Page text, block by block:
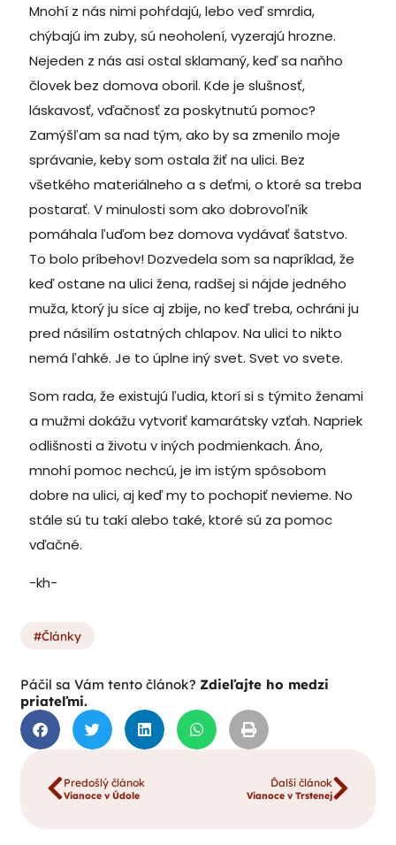
Mnohí z nás nimi pohŕdajú, lebo veď smrdia,
chýbajú im zuby, sú neoholení, vyzerajú hrozne.
Nejeden z nás asi ostal sklamaný, keď sa naňho
človek bez domova oboril. Kde je slušnosť,
láskavosť, vďačnosť za poskytnutú pomoc?
Zamýšľam sa nad tým, ako by sa zmenilo moje
správanie, keby som ostala žiť na ulici. Bez
všetkého materiálneho a s deťmi, o ktoré sa treba
postarať. V minulosti som ako dobrovoľník
pomáhala ľuďom bez domova vydávať šatstvo.
To bolo príbehov! Dozvedela som sa napríklad, že
keď ostane na ulici žena, radšej si nájde jedného
muža, ktorý ju síce aj zbije, no keď treba, ochráni ju
pred násilím ostatných chlapov. Na ulici to nikto
nemá ľahké. Je to úplne iný svet. Svet vo svete.
Som rada, že existujú ľudia, ktorí si s týmito ženami
a mužmi dokážu vytvoriť kamarátsky vzťah. Napriek
odlišnosti a životu v iných podmienkach. Áno,
mnohí pomoc nechcú, je im istým spôsobom
dobre na ulici, aj keď my to pochopiť nevieme. No
stále sú tu takí alebo také, ktoré sú za pomoc
vďačné.
-kh-
Články
Páčil sa Vám tento článok? Zdieľajte ho medzi
priateľmi.
Predošlý článok
Vianoce v Údole
Ďalší článok
Vianoce v Trstenej